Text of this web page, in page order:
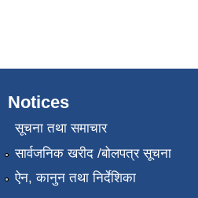
Notices
सूचना तथा समाचार
सार्वजनिक खरीद /बोलपत्र सूचना
ऐन, कानुन तथा निर्देशिका